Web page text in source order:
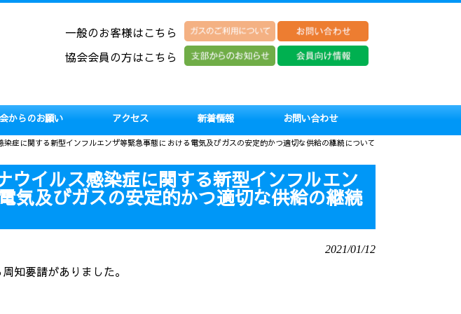
一般のお客様はこちら
協会会員の方はこちら
からのお願い アクセス 新着情報 お問い合わせ
症に関する新型インフルエンザ等緊急事態に おける電気及びガスの安定的かつ適切な供給の継続について
イルス感染症に関する新型インフルエン
気及びガスの安定的かつ適切な供給の継続
2021/01/12
知要請がありました。